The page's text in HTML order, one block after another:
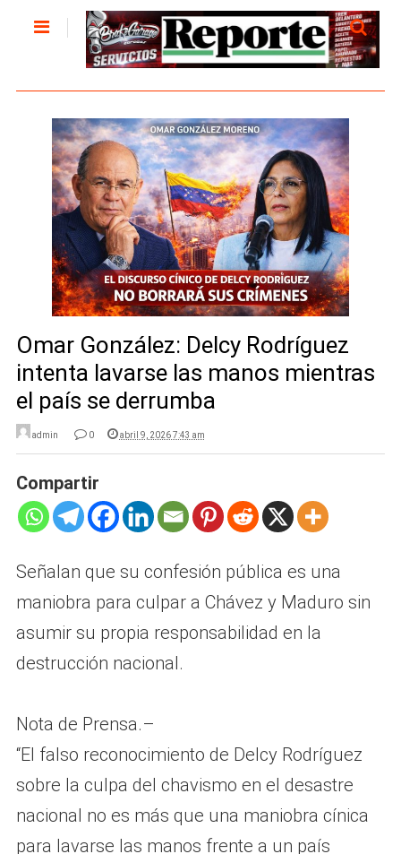
Omar González: Delcy Rodríguez
intenta lavarse las manos mientras
el país se derrumba
admin 0 abril 9, 2026 7:43 am
Compartir
Señalan que su confesión pública es una
maniobra para culpar a Chávez y Maduro sin
asumir su propia responsabilidad en la
destrucción nacional.
Nota de Prensa.–
“El falso reconocimiento de Delcy Rodríguez
sobre la culpa del chavismo en el desastre
nacional no es más que una maniobra cínica
para lavarse las manos frente a un país